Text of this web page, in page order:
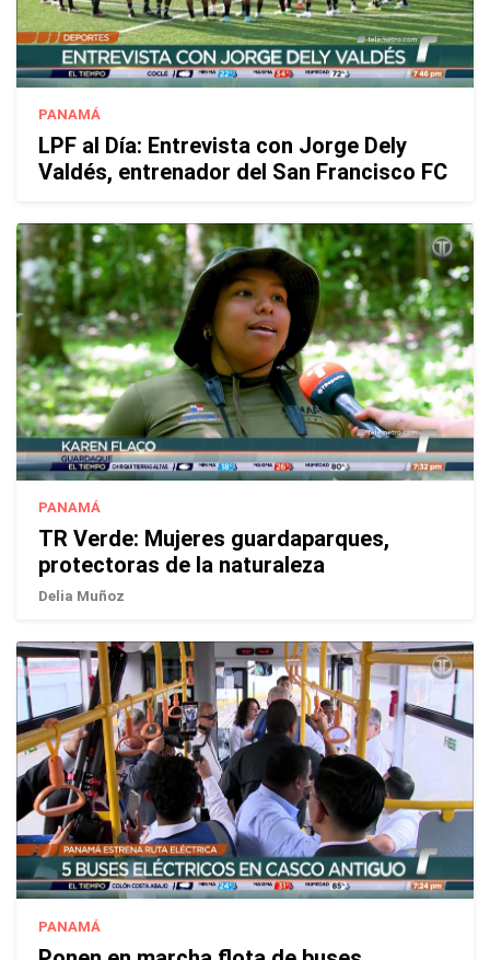
PANAMÁ
LPF al Día: Entrevista con Jorge Dely
Valdés, entrenador del San Francisco FC
PANAMÁ
TR Verde: Mujeres guardaparques,
protectoras de la naturaleza
Delia Muñoz
PANAMÁ